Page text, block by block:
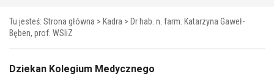
Tu jesteś: Strona główna > Kadra > Dr hab. n. farm. Katarzyna Gaweł-
Bęben, prof. WSIiZ
Dziekan Kolegium Medycznego